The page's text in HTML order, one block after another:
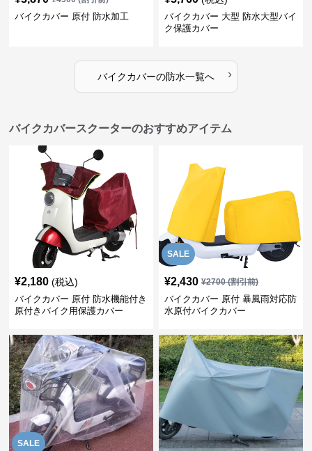
バイクカバー 原付 防水加工
バイクカバー 大型 防水大型バイ
ク保護カバー
バイクカバーの防水一覧へ ›
バイクカバースクーターのおすすめアイテム
¥2,180 (税込)
バイクカバー 原付 防水機能付き
原付きバイク用保護カバー
SALE
¥2,430 ¥2700(割引前)
バイクカバー 原付 暴風雨対応防
水原付バイクカバー
SALE